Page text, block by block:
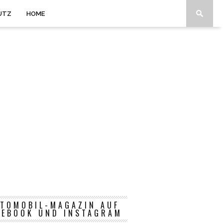
HOME
MAGAZIN AUF
UND INSTAGRAM